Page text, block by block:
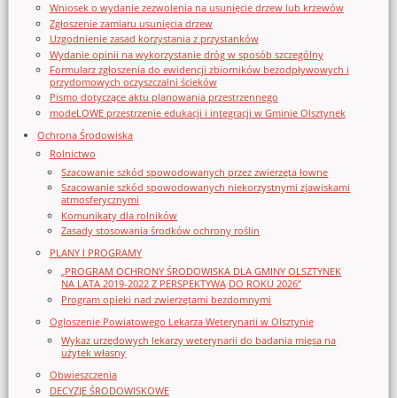
Wniosek o wydanie zezwolenia na usunięcie drzew lub krzewów
Zgłoszenie zamiaru usunięcia drzew
Uzgodnienie zasad korzystania z przystanków
Wydanie opinii na wykorzystanie dróg w sposób szczególny
Formularz zgłoszenia do ewidencji zbiorników bezodpływowych i
przydomowych oczyszczalni ścieków
Pismo dotyczące aktu planowania przestrzennego
modeLOWE przestrzenie edukacji i integracji w Gminie Olsztynek
Ochrona Środowiska
Rolnictwo
Szacowanie szkód spowodowanych przez zwierzęta łowne
Szacowanie szkód spowodowanych niekorzystnymi zjawiskami
atmosferycznymi
Komunikaty dla rolników
Zasady stosowania środków ochrony roślin
PLANY I PROGRAMY
„PROGRAM OCHRONY ŚRODOWISKA DLA GMINY OLSZTYNEK
NA LATA 2019-2022 Z PERSPEKTYWĄ DO ROKU 2026”
Program opieki nad zwierzętami bezdomnymi
Ogloszenie Powiatowego Lekarza Weterynarii w Olsztynie
Wykaz urzędowych lekarzy weterynarii do badania mięsa na
użytek własny
Obwieszczenia
DECYZJE ŚRODOWISKOWE